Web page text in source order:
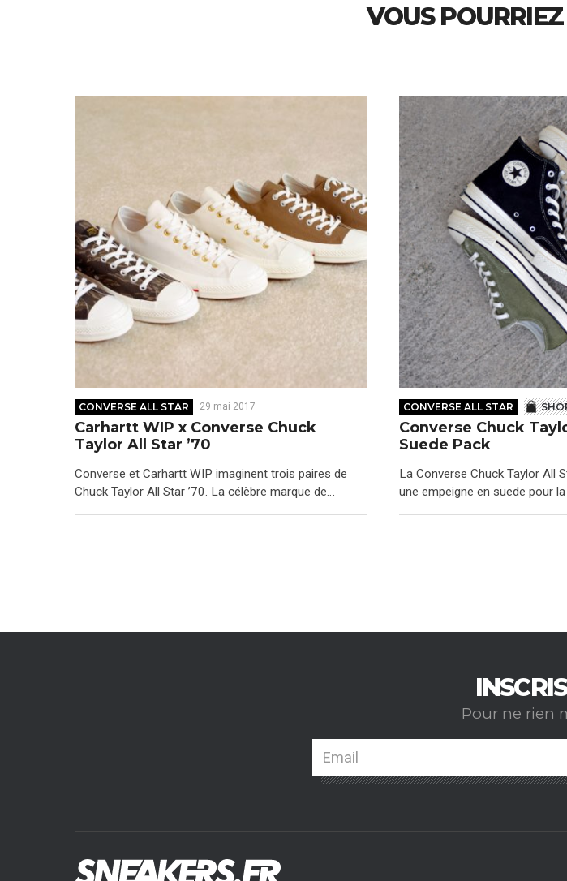
VOUS
CONVERSE ALL STAR 29 mai 2017
Carhartt WIP x Converse Chuck
Taylor All Star ’70
Converse et Carhartt WIP imaginent trois paires de
Chuck Taylor All Star ’70. La célèbre marque de…
CONVERSE ALL STAR
Converse Chuck
Suede Pack
La Converse Chuck Taylor All
une empeigne en suede pour
Pour ne rien